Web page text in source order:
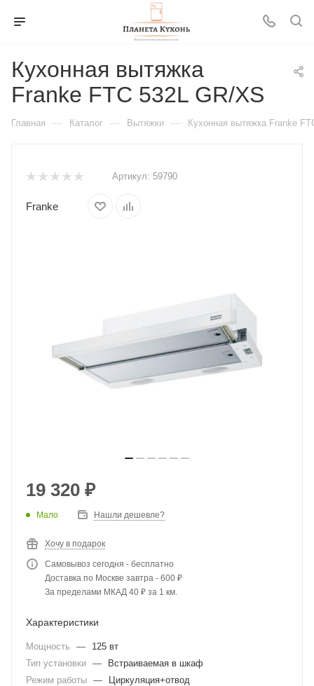
Кухонная вытяжка
Franke FTC 532L GR/XS
Главная — Каталог — Вытяжки — Кухонная вытяжка Franke
Артикул: 59790
Franke
19 320 ₽
Мало Нашли дешевле?
Хочу в подарок
Самовывоз сегодня - бесплатно
Доставка по Москве завтра - 600 ₽
За пределами МКАД 40 ₽ за 1 км.
Характеристики
Мощность —
125 вт
Тип установки —
Встраиваемая в шкаф
Режим работы —
Циркуляция+отвод